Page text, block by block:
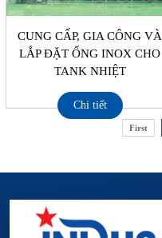
CUNG CẤP, GIA CÔNG VÀ
LẮP ĐẶT ỐNG INOX CHO
TANK NHIỆT
Chi tiết
First